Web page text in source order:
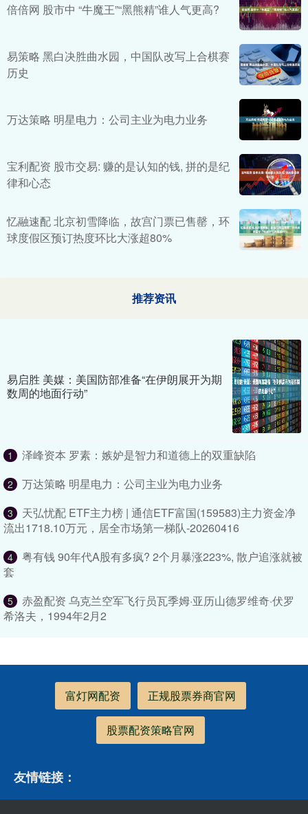
倍倍网 股市中 “牛魔王”“黑熊精”谁人气更高?
易策略 黑白决胜曲水园，中国队改写上合棋赛
历史
万达策略 明星电力：公司主业为电力业务
宝利配资 股市交易: 赚的是认知的钱, 拼的是纪
律和心态
忆融速配 北京初雪降临，故宫门票已售罄，环
球度假区预订热度环比大涨超80%
推荐资讯
易启胜 美媒：美国防部准备“在伊朗展开为期
数周的地面行动”
1 泽峰资本 罗素：嫉妒是智力和道德上的双重缺陷
2 万达策略 明星电力：公司主业为电力业务
3
天弘忧配 ETF主力榜 | 通信ETF富国(159583)主力资金净
流出1718.10万元，居全市场第一梯队-20260416
4
粤有钱 90年代A股有多疯? 2个月暴涨223%, 散户追涨就被
套
5
赤盈配资 乌克兰空军飞行员瓦季姆·亚历山德罗维奇·伏罗
希洛夫，1994年2月2
富灯网配资 正规股票券商官网
股票配资策略官网
友情链接：